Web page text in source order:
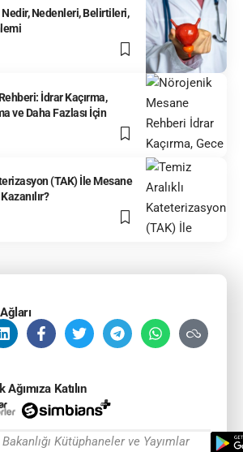
Nedenleri, Belirtileri,
İdrar Kaçırma,
ve Daha Fazlası İçin
(TAK) İle Mesane
Katılın
Kütüphaneler ve Yayımlar